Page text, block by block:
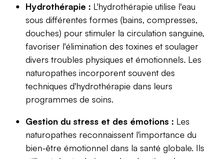
Hydrothérapie : L'hydrothérapie utilise l'eau
sous différentes formes (bains, compresses,
douches) pour stimuler la circulation sanguine,
favoriser l'élimination des toxines et soulager
divers troubles physiques et émotionnels. Les
naturopathes incorporent souvent des
techniques d'hydrothérapie dans leurs
programmes de soins.
Gestion du stress et des émotions : Les
naturopathes reconnaissent l'importance du
bien-être émotionnel dans la santé globale. Ils